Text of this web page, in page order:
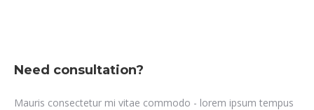
Need consultation?
Mauris consectetur mi vitae commodo - lorem ipsum tempus